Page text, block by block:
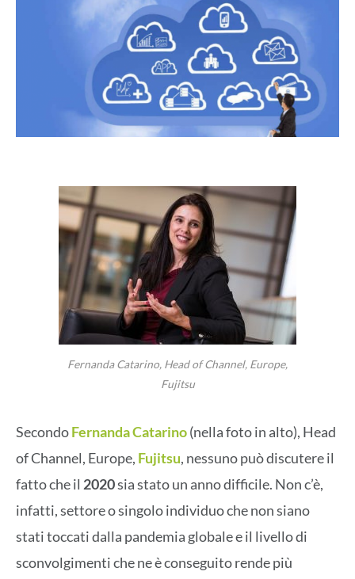
Fernanda Catarino, Head of Channel, Europe,
Fujitsu
SecondoFernanda Catarino(nella foto in alto), Head
of Channel, Europe, Fujitsu, nessuno può discutere il
fatto che il 2020sia stato un anno difficile. Non c’è,
infatti, settore o singolo individuo che non siano
stati toccati dalla pandemia globale e il livello di
sconvolgimenti che ne è conseguito rende più